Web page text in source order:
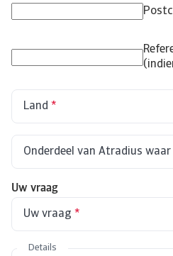
Land *
Onderdeel van Atradius
Uw vraag
Uw vraag *
Details